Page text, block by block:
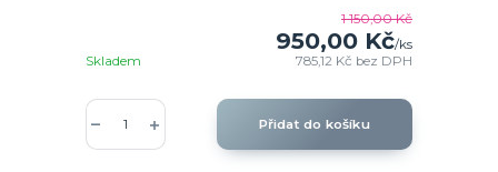
1 150,00 Kč
950,00 Kč/ks
785,12 Kč bez DPH
Skladem
Přidat do košíku